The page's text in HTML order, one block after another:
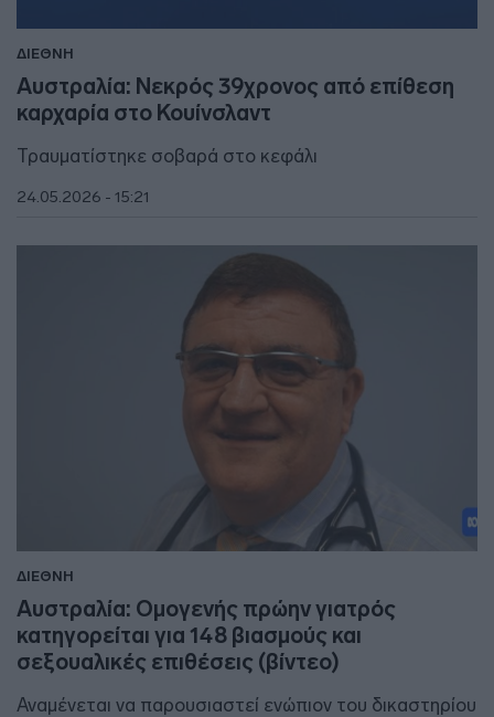
ΔΙΕΘΝΗ
Αυστραλία: Νεκρός 39χρονος από επίθεση
καρχαρία στο Κουίνσλαντ
Τραυματίστηκε σοβαρά στο κεφάλι
24.05.2026 - 15:21
ΔΙΕΘΝΗ
Αυστραλία: Ομογενής πρώην γιατρός
κατηγορείται για 148 βιασμούς και
σεξουαλικές επιθέσεις (βίντεο)
Αναμένεται να παρουσιαστεί ενώπιον του δικαστηρίου